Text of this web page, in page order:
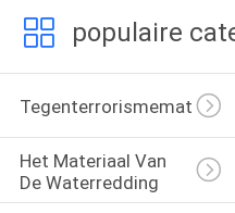
populaire
Tegenterrorismemateriaal
Het Materiaal Van
De Waterredding